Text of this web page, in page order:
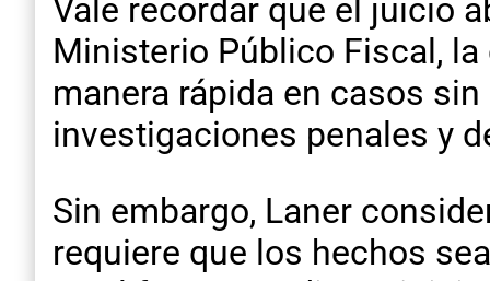
Vale recordar que el juicio
Ministerio Público Fiscal,
manera rápida en casos
investigaciones penales y
Sin embargo, Laner
requiere que los hechos